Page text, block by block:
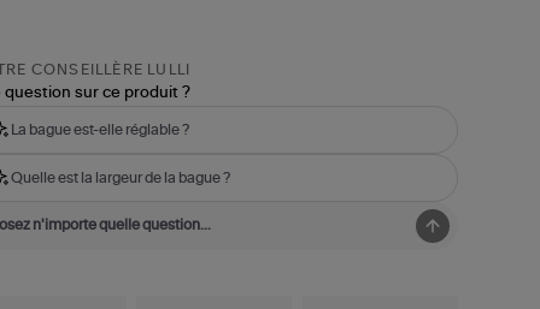
CONSEILLÈRE LULLI
question sur ce produit ?
La bague est-elle réglable ?
Quelle est la largeur de la bague ?